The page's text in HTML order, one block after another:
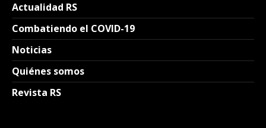
Actualidad RS
Combatiendo el COVID-19
Noticias
Quiénes somos
Revista RS